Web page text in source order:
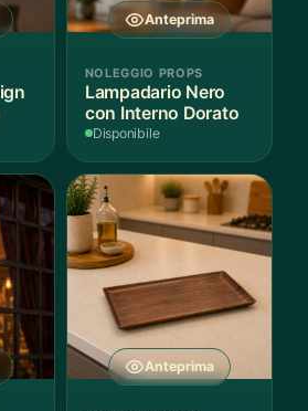
nella
pagina
prodotto
Anteprima
NOLEGGIO PROPS
Lampadario Nero
con Interno Dorato
Disponibile
Anteprima